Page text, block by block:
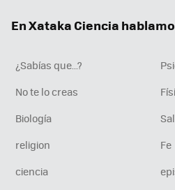
En Xataka Ciencia
¿Sabías que...?
No te lo creas
Biología
religion
Fe
ciencia